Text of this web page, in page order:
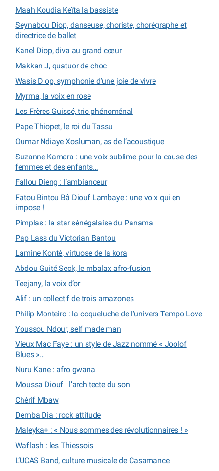
Maah Koudia Keïta la bassiste
Seynabou Diop, danseuse, choriste, chorégraphe et
directrice de ballet
Kanel Diop, diva au grand cœur
Makkan J, quatuor de choc
Wasis Diop, symphonie d’une joie de vivre
Myrma, la voix en rose
Les Frères Guissé, trio phénoménal
Pape Thiopet, le roi du Tassu
Oumar Ndiaye Xosluman, as de l’acoustique
Suzanne Kamara : une voix sublime pour la cause des
femmes et des enfants…
Fallou Dieng : l’ambianceur
Fatou Bintou Bâ Diouf Lambaye : une voix qui en
impose !
Pimplas : la star sénégalaise du Panama
Pap Lass du Victorian Bantou
Lamine Konté, virtuose de la kora
Abdou Guité Seck, le mbalax afro-fusion
Teejany, la voix d’or
Alif : un collectif de trois amazones
Philip Monteiro : la coqueluche de l’univers Tempo Love
Youssou Ndour, self made man
Vieux Mac Faye : un style de Jazz nommé « Joolof
Blues »…
Nuru Kane : afro gwana
Moussa Diouf : l’architecte du son
Chérif Mbaw
Demba Dia : rock attitude
Maleyka+ : « Nous sommes des révolutionnaires ! »
Waflash : les Thiessois
L’UCAS Band, culture musicale de Casamance